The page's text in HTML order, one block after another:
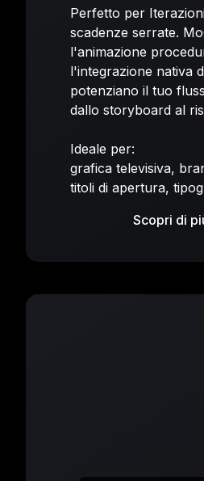
Perfetto per
scadenze serrate.
l'animazione
l'integrazione nativa
potenziano il tuo
dallo storyboard al
Ideale per:
grafica televisiva,
titoli di apertura,
Scopri di